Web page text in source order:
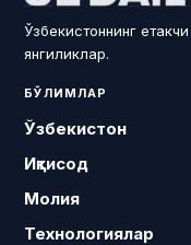
Ўзбекистоннинг
янгиликлар.
БЎЛИМЛАР
Ўзбекистон
Иқтисод
Молия
Технологиялар